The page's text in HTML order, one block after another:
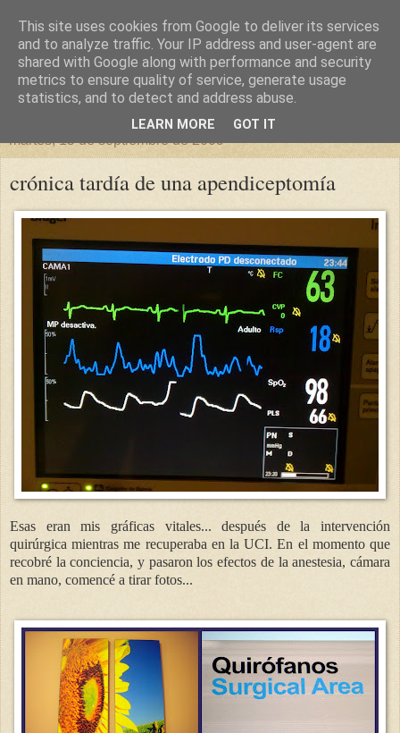
un sitio diferente
una casa para crecer, un castillo para soñar
martes, 15 de septiembre de 2009
crónica tardía de una apendiceptomía
Esas eran mis gráficas vitales... después de la intervención
quirúrgica mientras me recuperaba en la UCI. En el momento que
recobré la conciencia, y pasaron los efectos de la anestesia, cámara
en mano, comencé a tirar fotos...
This site uses cookies from Google to deliver its services
and to analyze traffic. Your IP address and user-agent are
shared with Google along with performance and security
metrics to ensure quality of service, generate usage
statistics, and to detect and address abuse.
LEARN MORE GOT IT